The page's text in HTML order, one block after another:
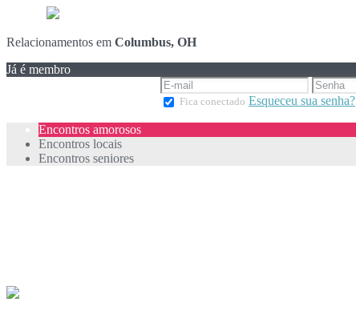
Relacionamentos em Columbus, OH
Já é membro
Fica conectado Esqueceu sua senha?
Encontros amorosos
Encontros locais
Encontros seniores